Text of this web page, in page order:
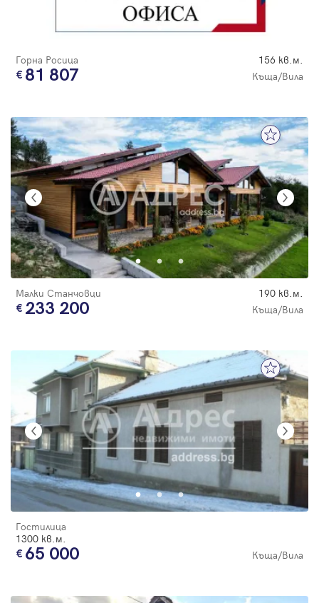
Горна Росица 156 кв.м.
81 807 Къща/Вила
Малки Станчовци 190 кв.м.
233 200 Къща/Вила
Гостилица
1300 кв.м.
65 000 Къща/Вила